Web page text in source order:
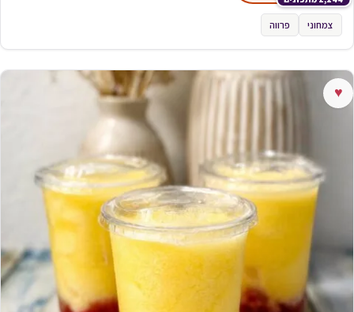
צמחוני פרווה
♥